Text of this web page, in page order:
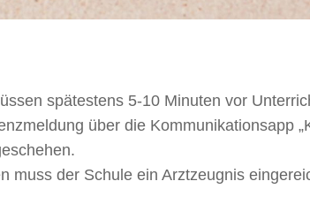
spätestens 5-10 Minuten vor
über die Kommunikationsapp
muss der Schule ein Arztzeugnis